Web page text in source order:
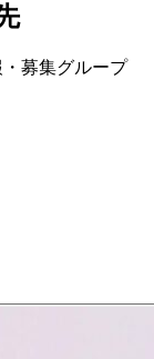
募集グループ